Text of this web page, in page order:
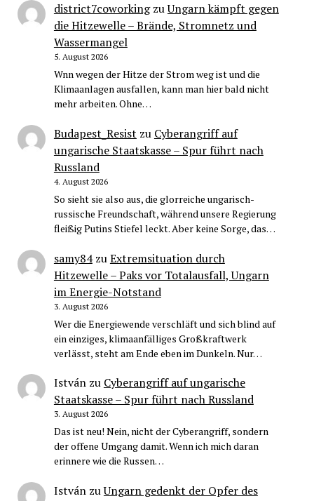
district7coworkingzuUngarn kämpft gegen
die Hitzewelle – Brände, Stromnetz und
Wassermangel
5. August 2026
Wnn wegen der Hitze der Strom weg ist und die
Klimaanlagen ausfallen, kann man hier bald nicht
mehr arbeiten. Ohne…
Budapest_Resist zu Cyberangriff auf
ungarische Staatskasse – Spur führt nach
Russland
4. August 2026
So sieht sie also aus, die glorreiche ungarisch-
russische Freundschaft, während unsere Regierung
fleißig Putins Stiefel leckt. Aber keine Sorge, das…
samy84zuExtremsituation durch
Hitzewelle – Paks vor Totalausfall, Ungarn
im Energie-Notstand
3. August 2026
Wer die Energiewende verschläft und sich blind auf
ein einziges, klimaanfälliges Großkraftwerk
verlässt, steht am Ende eben im Dunkeln. Nur…
Istvánzu Cyberangriff auf ungarische
Staatskasse – Spur führt nach Russland
3. August 2026
Das ist neu! Nein, nicht der Cyberangriff, sondern
der offene Umgang damit. Wenn ich mich daran
erinnere wie die Russen…
IstvánzuUngarn gedenkt der Opfer des